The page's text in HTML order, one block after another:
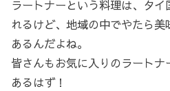
ラートナーという料理は、タイ
れるけど、地域の中でやたら
あるんだよね。
皆さんもお気に入りのラート
あるはず！